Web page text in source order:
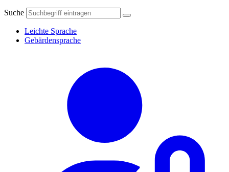
Suche
Leichte Sprache
Gebärdensprache